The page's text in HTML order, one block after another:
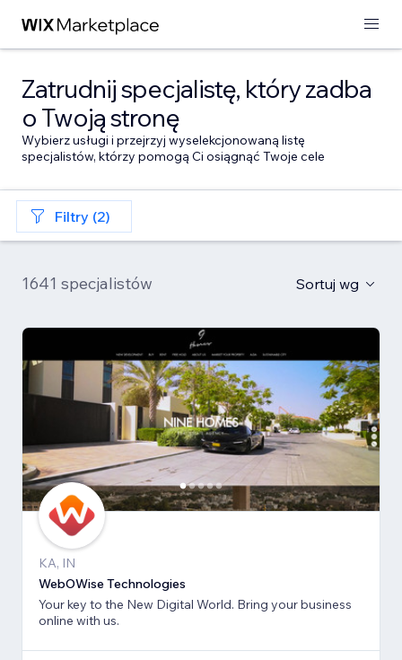
Zatrudnij specjalistę, który zadba
o Twoją stronę
Wybierz usługi i przejrzyj wyselekcjonowaną listę
specjalistów, którzy pomogą Ci osiągnąć Twoje cele
Filtry (2)
1641 specjalistów Sortuj wg
KA, IN
WebOWise Technologies
Your key to the New Digital World. Bring your business
online with us.